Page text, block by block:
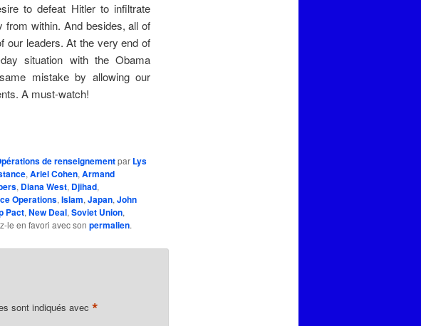
to defeat Hitler to infiltrate
from within. And besides, all of
our leaders. At the very end of
situation with the Obama
mistake by allowing our
A must-watch!
de renseignementpar Lys
, Ariel Cohen, Armand
, Diana West, Djihad,
Operations, Islam, Japan, John
Pact, New Deal, Soviet Union,
le en favori avec son permalien.
sont indiqués avec *